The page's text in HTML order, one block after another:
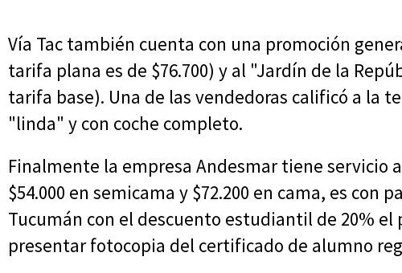
Vía Tac también cuenta con una promoción
tarifa plana es de $76.700) y al "Jardín de la
tarifa base). Una de las vendedoras calificó a la
"linda" y con coche completo.
Finalmente la empresa Andesmar tiene servicio
$54.000 en semicama y $72.200 en cama, es con
Tucumán con el descuento estudiantil de 20% el
presentar fotocopia del certificado de alumno